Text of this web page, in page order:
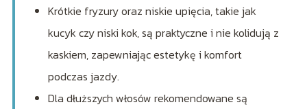
Krótkie fryzury oraz niskie upięcia, takie jak
kucyk czy niski kok, są praktyczne i nie kolidują z
kaskiem, zapewniając estetykę i komfort
podczas jazdy.
Dla dłuższych włosów rekomendowane są